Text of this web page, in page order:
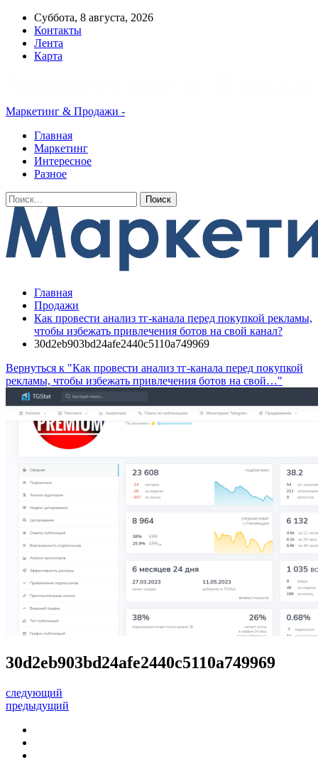
Суббота, 8 августа, 2026
Контакты
Лента
Карта
Маркетинг & Продажи -
Главная
Маркетинг
Интересное
Разное
Главная
Продажи
Как провести анализ тг-канала перед покупкой рекламы,
чтобы избежать привлечения ботов на свой канал?
30d2eb903bd24afe2440c5110a749969
Вернуться к "Как провести анализ тг-канала перед покупкой
рекламы, чтобы избежать привлечения ботов на свой…"
30d2eb903bd24afe2440c5110a749969
следующий
предыдущий